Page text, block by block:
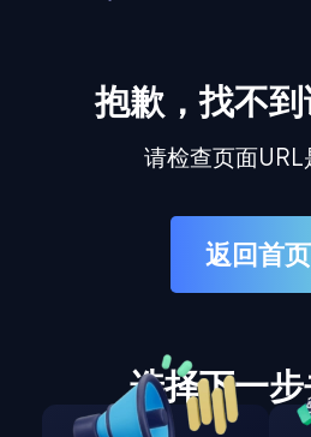
抱歉，找不到
请检查页面URL
返回首页
选择下一